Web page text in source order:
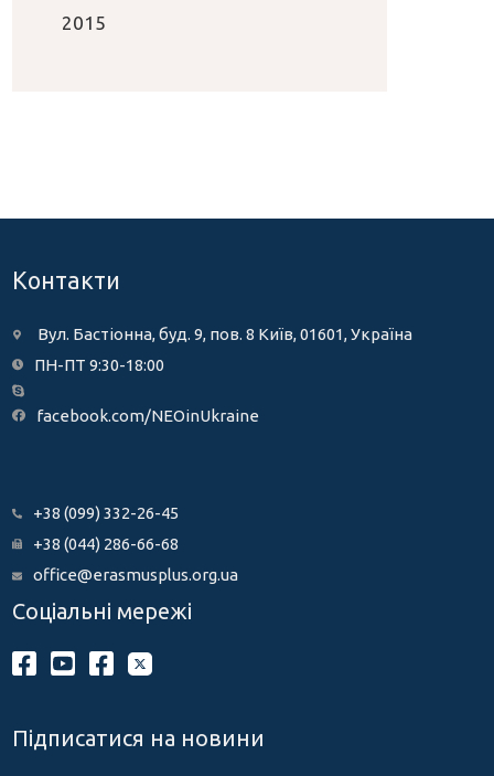
2015
Контакти
Вул. Бастіонна, буд. 9, пов. 8 Київ, 01601, Україна
ПН-ПТ 9:30-18:00
facebook.com/NEOinUkraine
+38 (099) 332-26-45
+38 (044) 286-66-68
office@erasmusplus.org.ua
Соціальні мережі
Підписатися на новини